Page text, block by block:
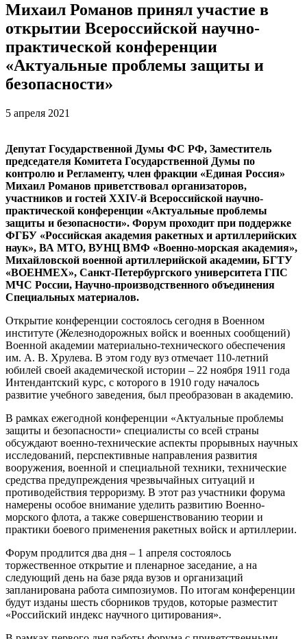
Михаил Романов принял участие в
открытии Всероссийской научно-
практической конференции
«Актуальные проблемы защиты и
безопасности»
5 апреля 2021
Депутат Государственной Думы ФС РФ, Заместитель
председателя Комитета Государственной Думы по
контролю и Регламенту, член фракции «Единая Россия»
Михаил Романов приветствовал организаторов,
участников и гостей XXIV-й Всероссийской научно-
практической конференции «Актуальные проблемы
защиты и безопасности». Форум проходит при поддержке
ФГБУ «Российская академия ракетных и артиллерийских
наук», ВА МТО, ВУНЦ ВМФ «Военно-морская академия»,
Михайловской военной артиллерийской академии, БГТУ
«ВОЕНМЕХ», Санкт-Петербургского университета ГПС
МЧС России, Научно-производственного объединения
Специальных материалов.
Открытие конференции состоялось сегодня в Военном
институте (Железнодорожных войск и военных сообщений)
Военной академии материально-технического обеспечения
им. А. В. Хрулева. В этом году вуз отмечает 110-летний
юбилей своей академической истории – 22 ноября 1911 года
Интендантский курс, с которого в 1910 году началось
развитие учебного заведения, был преобразован в академию.
В рамках ежегодной конференции «Актуальные проблемы
защиты и безопасности» специалисты со всей страны
обсуждают военно-технические аспекты прорывных научных
исследований, перспективные направления развития
вооружения, военной и специальной техники, технические
средства предупреждения чрезвычайных ситуаций и
противодействия терроризму. В этот раз участники форума
намерены особое внимание уделить развитию Военно-
морского флота, а также совершенствованию теории и
практики боевого применения ракетных войск и артиллерии.
Форум продлится два дня – 1 апреля состоялось
торжественное открытие и пленарное заседание, а на
следующий день на базе ряда вузов и организаций
запланирована работа симпозиумов. По итогам конференции
будут изданы шесть сборников трудов, которые разместит
«Российский индекс научного цитирования».